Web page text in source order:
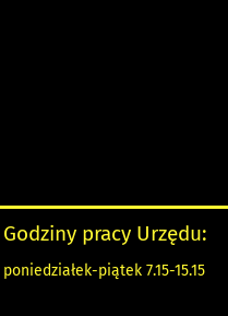
Godziny pracy Urzędu:
poniedziałek-piątek 7.15-15.15